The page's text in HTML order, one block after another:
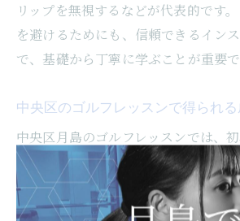
リップを無視するなどが代表的です
を避けるためにも、信頼できるイン
で、基礎から丁寧に学ぶことが重要で
中央区のゴルフレッスンで得られ
中央区月島のゴルフレッスンでは、
長を実感できます。理由は、個別指
を活用し、各自の弱点克服に集中でき
ば、苦手なショットごとに反復練習を